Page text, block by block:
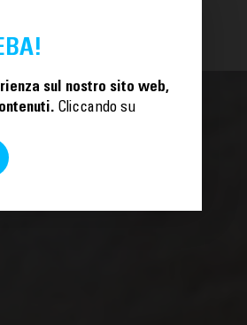
sul nostro sito web,
Cliccando su